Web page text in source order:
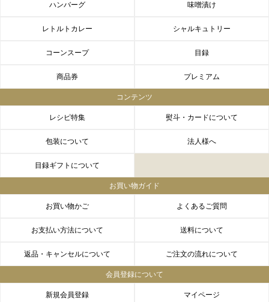
シーン別特集
出産内祝い 結婚内祝い 法事・香典返し
長寿祝い 法人ギフト
LINEギフト
ハンバーグ 味噌漬け
レトルトカレー シャルキュトリー
コーンスープ 目録
商品券 プレミアム
コンテンツ
レシピ特集 熨斗・カードについて
包装について 法人様へ
目録ギフトについて
お買い物ガイド
お買い物かご よくあるご質問
お支払い方法について 送料について
返品・キャンセルについて ご注文の流れについて
会員登録について
新規会員登録 マイページ